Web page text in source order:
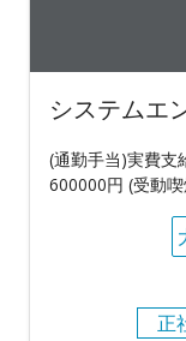
システムエ
(通勤手当)実費支
600000円 (受動
正